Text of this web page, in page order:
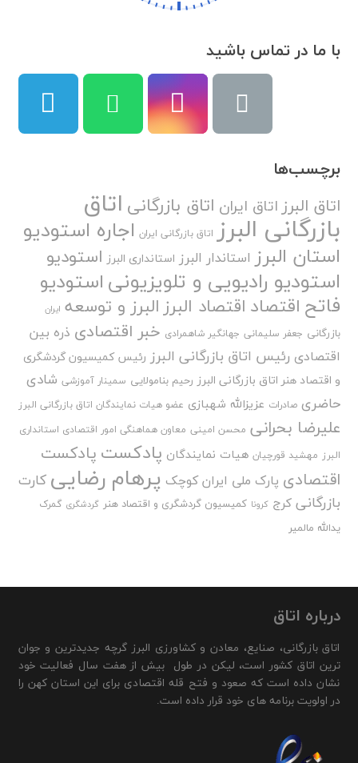
با ما در تماس باشید
برچسب‌ها
اتاق البرز اتاق ایران اتاق بازرگانی اتاق
بازرگانی البرز اتاق بازرگانی ایران اجاره استودیو
استان البرز استاندار البرز استانداری البرز استودیو
استودیو رادیویی و تلویزیونیاستودیو
فاتح اقتصاد اقتصاد البرزالبرز و توسعه ایران
بازرگانی جعفر سلیمانی جهانگیر شاهمرادی خبر اقتصادی ذره بین
اقتصادی رئیس اتاق بازرگانی البرز رئیس کمیسیون گردشگری
و اقتصاد هنر اتاق بازرگانی البرز رحیم بنامولایی سمینار آموزشی شادی
حاضری صادرات عزیزالله شهبازی عضو هیات نمایندگان اتاق بازرگانی البرز
علیرضا بحرانی محسن امینی معاون هماهنگی امور اقتصادی استانداری
البرز مهشید قورچیان هیات نمایندگان پادکست پادکست
اقتصادی پارک ملی ایران کوچک پرهام رضایی کارت
بازرگانی کرج کرونا کمیسیون گردشگری و اقتصاد هنر گردشگری گمرک
یدالله مالمیر
درباره اتاق
اتاق بازرگانی، صنایع، معادن و کشاورزی البرز گرچه جدیدترین و جوان
ترین اتاق کشور است، لیکن در طول بیش از هفت سال فعالیت خود
نشان داده است که صعود و فتح قله اقتصادی برای این استان کهن را
در اولویت برنامه های خود قرار داده است.